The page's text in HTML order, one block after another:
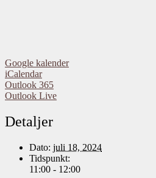
Google kalender
iCalendar
Outlook 365
Outlook Live
Detaljer
Dato: juli 18, 2024
Tidspunkt:
11:00 - 12:00